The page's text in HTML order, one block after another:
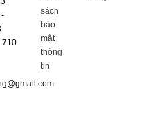
710
sách
bảo
mật
thông
tin